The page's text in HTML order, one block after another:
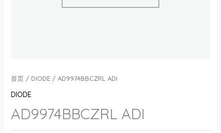
首页/ DIODE/ AD9974BBCZRL ADI
DIODE
AD9974BBCZRL ADI